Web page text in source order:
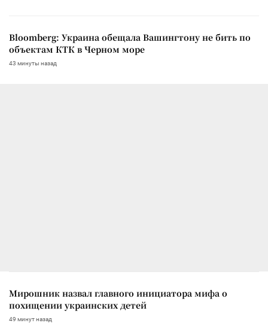
Bloomberg: Украина обещала Вашингтону не бить по
объектам КТК в Черном море
43 минуты назад
Мирошник назвал главного инициатора мифа о
похищении украинских детей
49 минут назад